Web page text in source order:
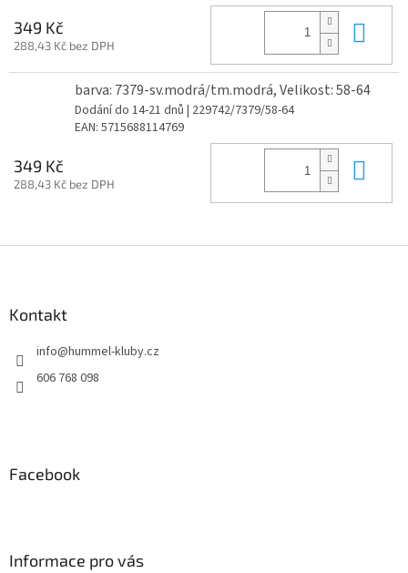
349 Kč
288,43 Kč bez DPH
barva: 7379-sv.modrá/tm.modrá, Velikost: 58-64
Dodání do 14-21 dnů | 229742/7379/58-64
EAN: 5715688114769
349 Kč
288,43 Kč bez DPH
Kontakt
info@hummel-kluby.cz
606 768 098
Facebook
Informace pro vás